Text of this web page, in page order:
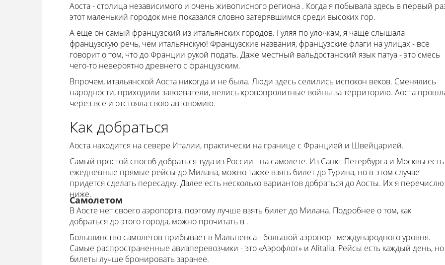
Аоста - столица независимого и очень живописного региона . Когда я побывала здесь в первый
этот маленький городок мне показался словно затерявшимся среди высоких гор.
А еще он самый французский из итальянских городов. Гуляя по улочкам, я чаще слышала
французскую речь, чем итальянскую! Французские названия, французские флаги на улицах - все
говорит о том, что до Франции рукой подать. Даже местный вальдостанский язык патуа - это смесь
чего-то невероятно древнего с французским.
Впрочем, итальянской Аоста никогда и не была. Люди здесь селились испокон веков. Сменялись
народности, приходили завоеватели, велись кровопролитные войны за территорию. Аоста
через всё и отстояла свою автономию.
Как добраться
Аоста находится на севере Италии, практически на границе с Францией и Швейцарией.
Самый простой способ добраться туда из России - на самолете. Из Санкт-Петербурга и Москвы есть
ежедневные прямые рейсы до Милана, можно также взять билет до Турина, но в этом случае
придется сделать пересадку. Далее есть несколько вариантов добраться до Аосты. Их я перечислю
ниже.
Самолетом
В Аосте нет своего аэропорта, поэтому лучше взять билет до Милана. Подробнее о том, как
добраться до этого города, можно прочитать в .
Большинство самолетов прибывает в Мальпенса - большой аэропорт международного уровня.
Самые распространенные авиаперевозчики - это «Аэрофлот» и Alitalia. Рейсы есть каждый день, но
билеты лучше бронировать заранее.